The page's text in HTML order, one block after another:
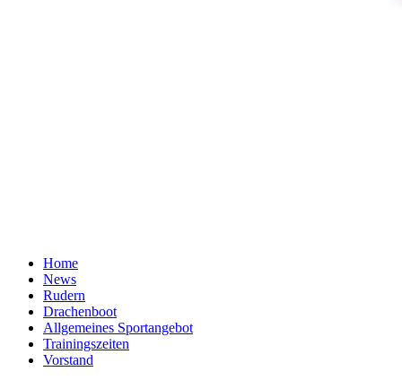
Home
News
Rudern
Drachenboot
Allgemeines Sportangebot
Trainingszeiten
Vorstand